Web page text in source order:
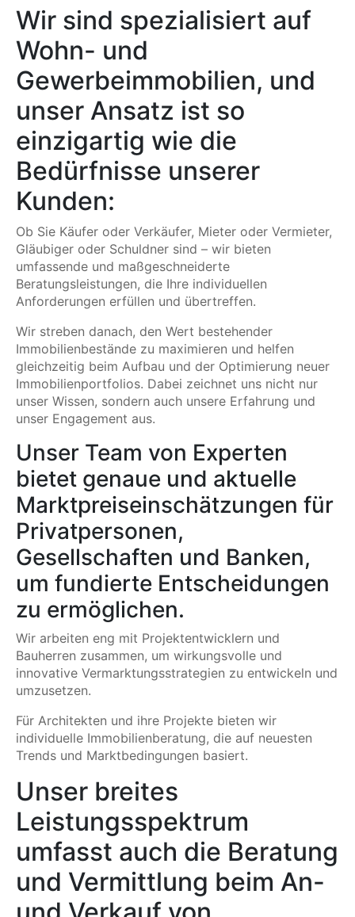
Wir sind spezialisiert auf
Wohn- und
Gewerbeimmobilien, und
unser Ansatz ist so
einzigartig wie die
Bedürfnisse unserer
Kunden:
Ob Sie Käufer oder Verkäufer, Mieter oder Vermieter,
Gläubiger oder Schuldner sind – wir bieten
umfassende und maßgeschneiderte
Beratungsleistungen, die Ihre individuellen
Anforderungen erfüllen und übertreffen.
Wir streben danach, den Wert bestehender
Immobilienbestände zu maximieren und helfen
gleichzeitig beim Aufbau und der Optimierung neuer
Immobilienportfolios. Dabei zeichnet uns nicht nur
unser Wissen, sondern auch unsere Erfahrung und
unser Engagement aus.
Unser Team von Experten
bietet genaue und aktuelle
Marktpreiseinschätzungen für
Privatpersonen,
Gesellschaften und Banken,
um fundierte Entscheidungen
zu ermöglichen.
Wir arbeiten eng mit Projektentwicklern und
Bauherren zusammen, um wirkungsvolle und
innovative Vermarktungsstrategien zu entwickeln und
umzusetzen.
Für Architekten und ihre Projekte bieten wir
individuelle Immobilienberatung, die auf neuesten
Trends und Marktbedingungen basiert.
Unser breites
Leistungsspektrum
umfasst auch die Beratung
und Vermittlung beim An-